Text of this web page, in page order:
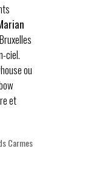
ciel.
ou
et
Carmes